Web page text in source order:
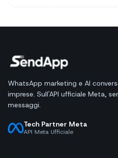
WhatsApp marketing e AI
imprese. Sull'API ufficiale Meta,
messaggi.
Tech Partner Meta
API Meta Ufficiale